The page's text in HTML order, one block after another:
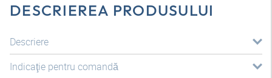
DESCRIEREA PRODUSULUI
Descriere
Indicaţie pentru comandă